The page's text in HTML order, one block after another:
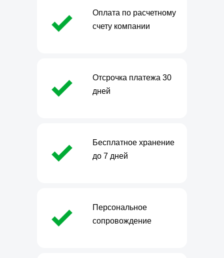
Оплата по расчетному
счету компании
Отсрочка платежа 30
дней
Бесплатное хранение
до 7 дней
Персональное
сопровождение